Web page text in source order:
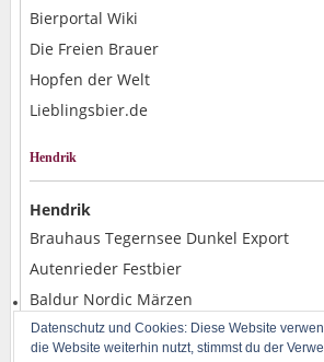
Bierportal Wiki
Die Freien Brauer
Hopfen der Welt
Lieblingsbier.de
Hendrik
Hendrik
Brauhaus Tegernsee Dunkel Export
Autenrieder Festbier
Baldur Nordic Märzen
Alpirsbacher Weizen Hefe Dunkel
Datenschutz und Cookies: Diese Website
die Website weiterhin nutzt, stimmst du der